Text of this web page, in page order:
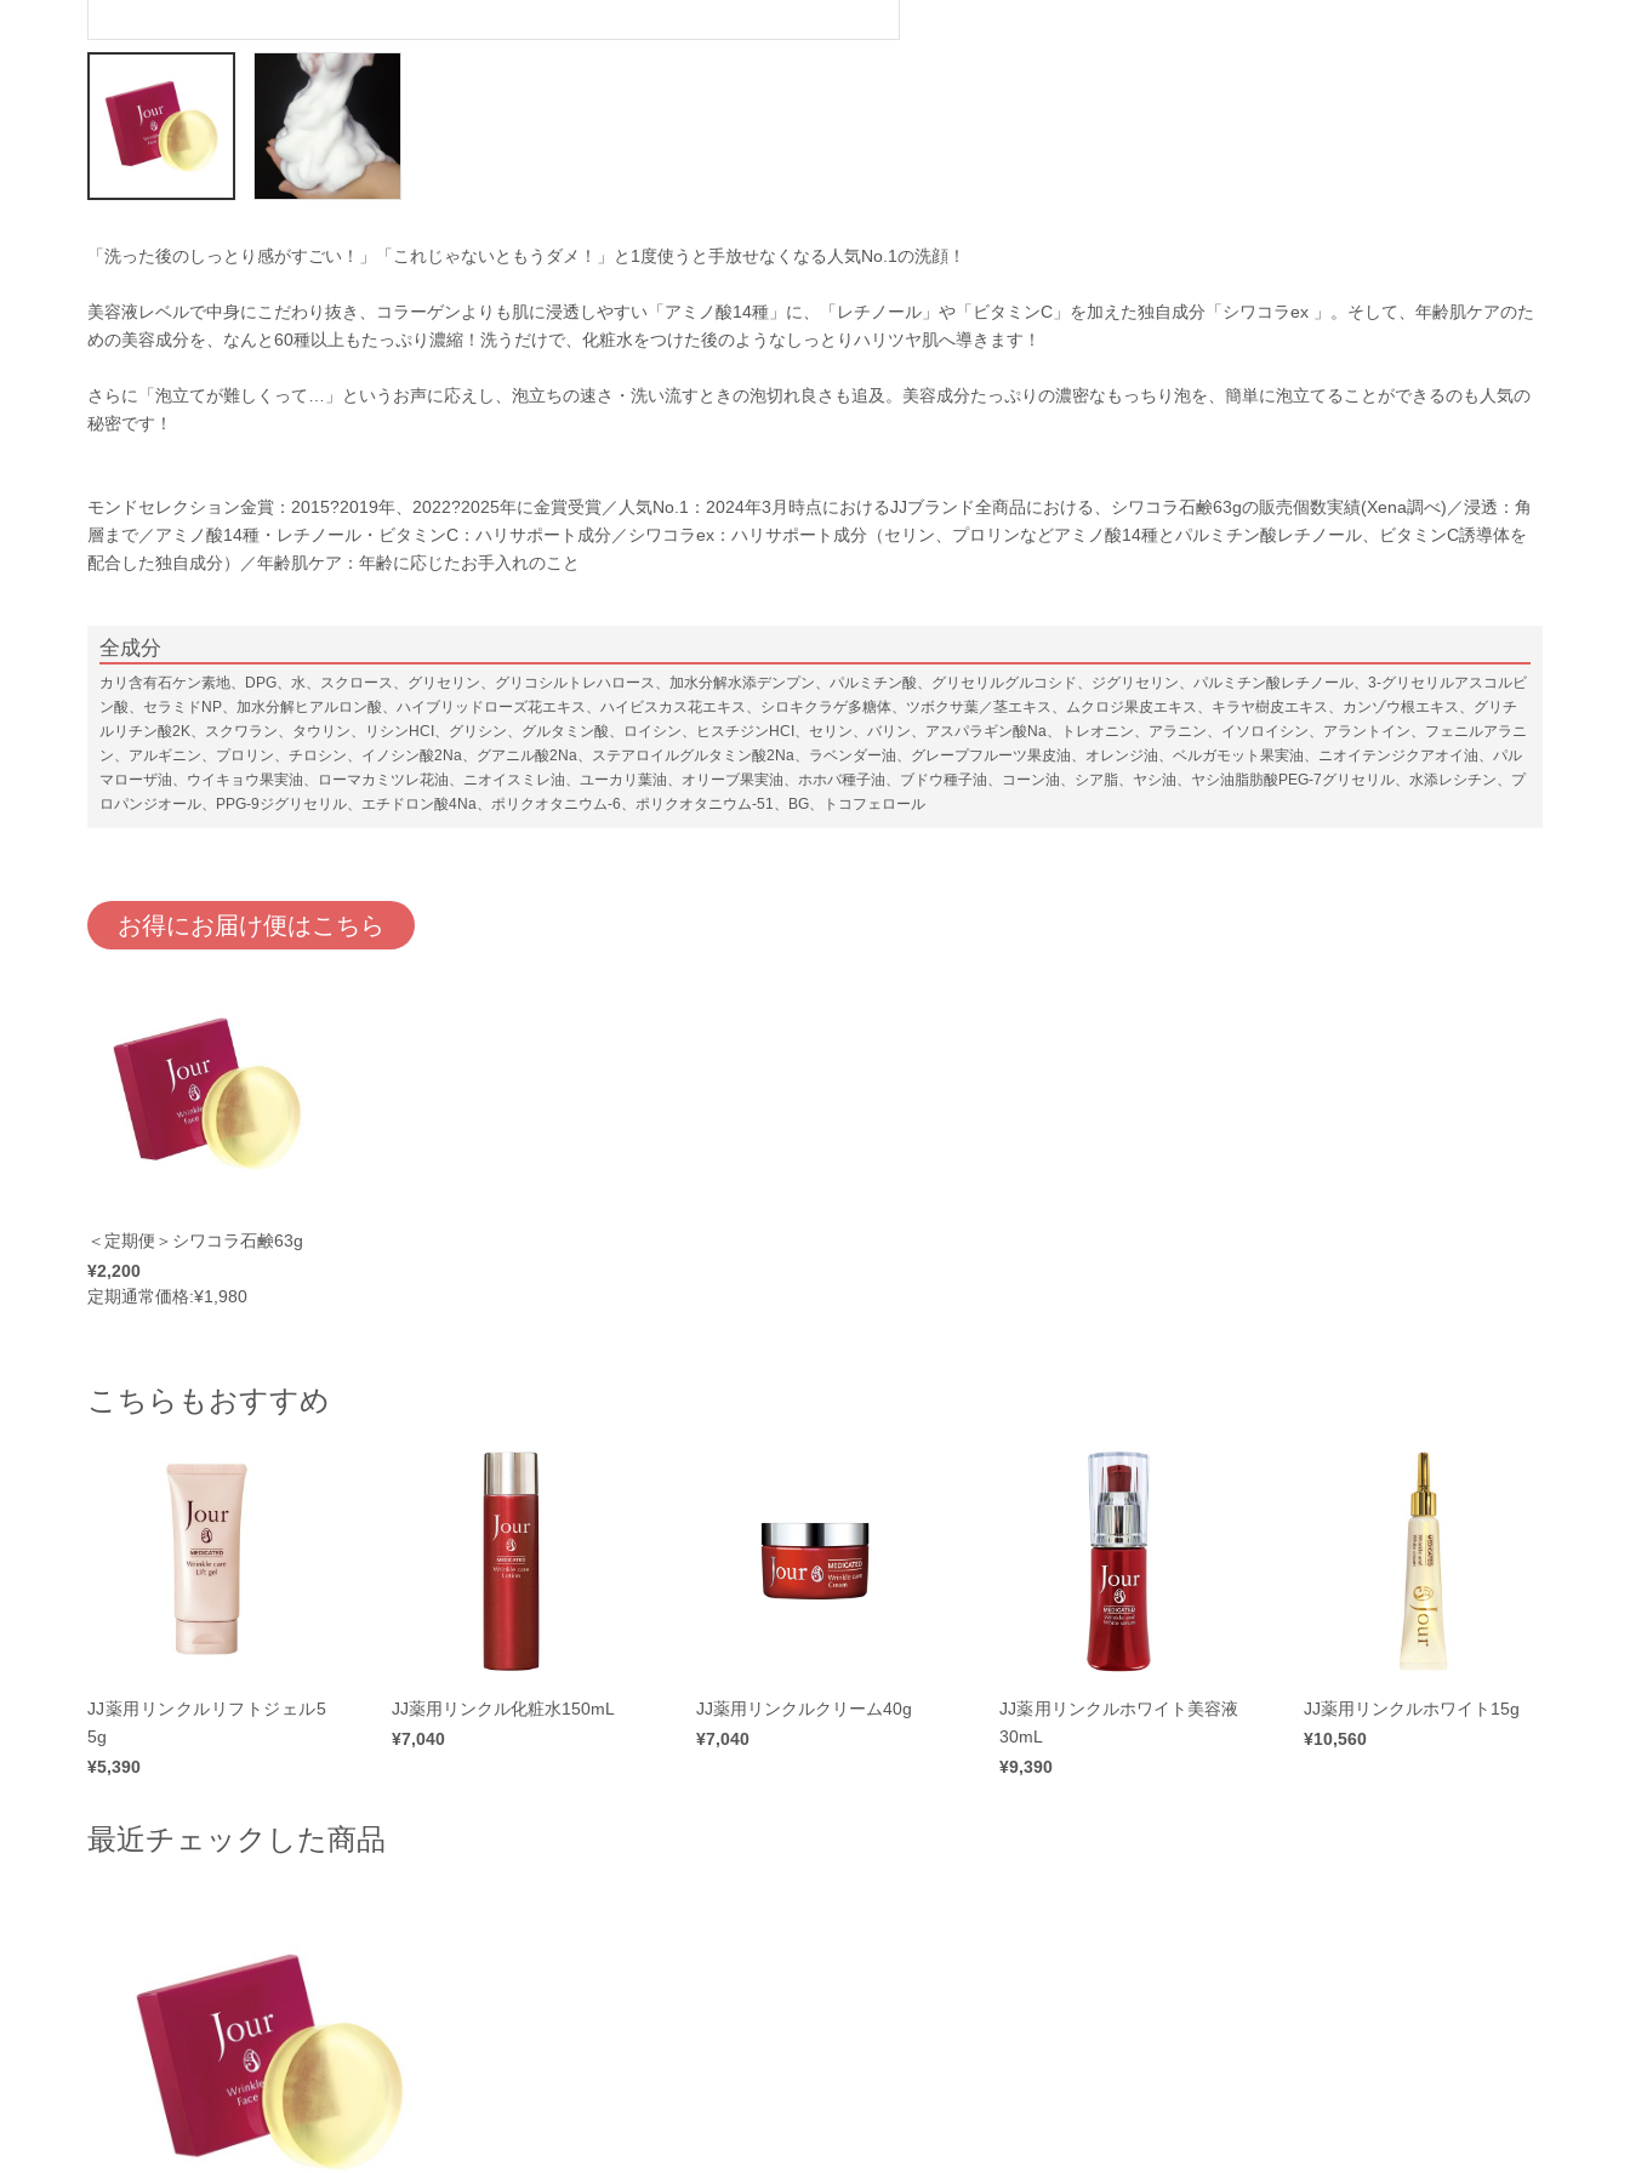
「洗った後のしっとり感がすごい！」「これじゃないともうダメ！」と1度使うと手放せなくなる人気No.1の洗顔！
美容液レベルで中身にこだわり抜き、コラーゲンよりも肌に浸透しやすい「アミノ酸14種」に、「レチノール」や「ビタミンC」を加えた独自成分「シワコラex 」。そして、年齢肌ケアのた
めの美容成分を、なんと60種以上もたっぷり濃縮！洗うだけで、化粧水をつけた後のようなしっとりハリツヤ肌へ導きます！
さらに「泡立てが難しくって…」というお声に応えし、泡立ちの速さ・洗い流すときの泡切れ良さも追及。美容成分たっぷりの濃密なもっちり泡を、簡単に泡立てることができるのも人気の
秘密です！
モンドセレクション金賞：2015?2019年、2022?2025年に金賞受賞／人気No.1：2024年3月時点におけるJJブランド全商品における、シワコラ石鹸63gの販売個数実績(Xena調べ)／浸透：角
層まで／アミノ酸14種・レチノール・ビタミンC：ハリサポート成分／シワコラex：ハリサポート成分（セリン、プロリンなどアミノ酸14種とパルミチン酸レチノール、ビタミンC誘導体を
配合した独自成分）／年齢肌ケア：年齢に応じたお手入れのこと
全成分
カリ含有石ケン素地、DPG、水、スクロース、グリセリン、グリコシルトレハロース、加水分解水添デンプン、パルミチン酸、グリセリルグルコシド、ジグリセリン、パルミチン酸レチノール、3-グリセリルアスコルビ
ン酸、セラミドNP、加水分解ヒアルロン酸、ハイブリッドローズ花エキス、ハイビスカス花エキス、シロキクラゲ多糖体、ツボクサ葉／茎エキス、ムクロジ果皮エキス、キラヤ樹皮エキス、カンゾウ根エキス、グリチ
ルリチン酸2K、スクワラン、タウリン、リシンHCI、グリシン、グルタミン酸、ロイシン、ヒスチジンHCI、セリン、バリン、アスパラギン酸Na、トレオニン、アラニン、イソロイシン、アラントイン、フェニルアラニ
ン、アルギニン、プロリン、チロシン、イノシン酸2Na、グアニル酸2Na、ステアロイルグルタミン酸2Na、ラベンダー油、グレープフルーツ果皮油、オレンジ油、ベルガモット果実油、ニオイテンジクアオイ油、パル
マローザ油、ウイキョウ果実油、ローマカミツレ花油、ニオイスミレ油、ユーカリ葉油、オリーブ果実油、ホホバ種子油、ブドウ種子油、コーン油、シア脂、ヤシ油、ヤシ油脂肪酸PEG-7グリセリル、水添レシチン、プ
ロパンジオール、PPG-9ジグリセリル、エチドロン酸4Na、ポリクオタニウム-6、ポリクオタニウム-51、BG、トコフェロール
お得にお届け便はこちら
＜定期便＞シワコラ石鹸63g
¥2,200
定期通常価格:¥1,980
こちらもおすすめ
JJ薬用リンクルリフトジェル5
5g
¥5,390
JJ薬用リンクル化粧水150mL
¥7,040
JJ薬用リンクルクリーム40g
¥7,040
JJ薬用リンクルホワイト美容液
30mL
¥9,390
JJ薬用リンクルホワイト15g
¥10,560
最近チェックした商品